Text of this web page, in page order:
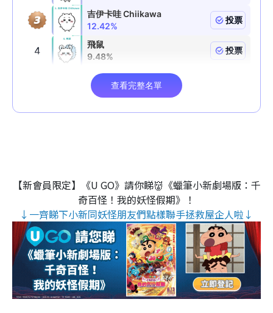
【新會員限定】《U GO》請你睇👹《蠟筆小新劇場版：千
奇百怪！我的妖怪假期》！
↓一齊睇下小新同妖怪朋友們點樣聯手拯救屋企人啦↓